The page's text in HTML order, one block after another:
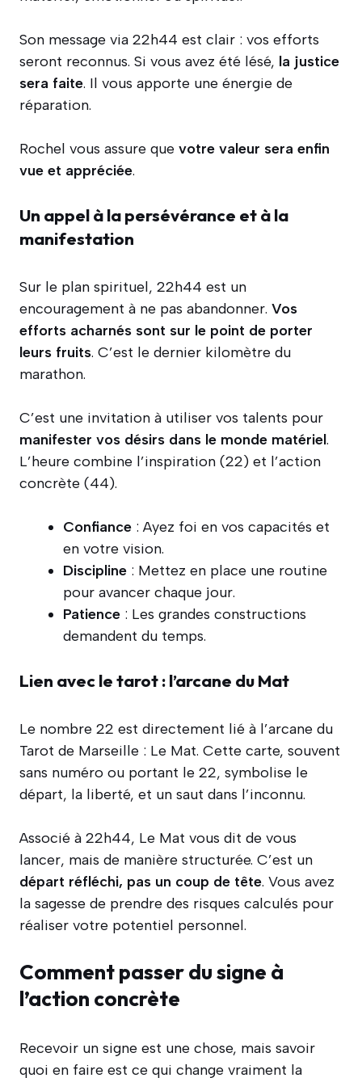
Son message via 22h44 est clair : vos efforts
seront reconnus. Si vous avez été lésé, la justice
sera faite. Il vous apporte une énergie de
réparation.
Rochel vous assure que votre valeur sera enfin
vue et appréciée.
Un appel à la persévérance et à la
manifestation
Sur le plan spirituel, 22h44 est un
encouragement à ne pas abandonner. Vos
efforts acharnés sont sur le point de porter
leurs fruits. C’est le dernier kilomètre du
marathon.
C’est une invitation à utiliser vos talents pour
manifester vos désirs dans le monde matériel.
L’heure combine l’inspiration (22) et l’action
concrète (44).
Confiance : Ayez foi en vos capacités et
en votre vision.
Discipline : Mettez en place une routine
pour avancer chaque jour.
Patience : Les grandes constructions
demandent du temps.
Lien avec le tarot : l’arcane du Mat
Le nombre 22 est directement lié à l’arcane du
Tarot de Marseille : Le Mat. Cette carte, souvent
sans numéro ou portant le 22, symbolise le
départ, la liberté, et un saut dans l’inconnu.
Associé à 22h44, Le Mat vous dit de vous
lancer, mais de manière structurée. C’est un
départ réfléchi, pas un coup de tête. Vous avez
la sagesse de prendre des risques calculés pour
réaliser votre potentiel personnel.
Comment passer du signe à
l’action concrète
Recevoir un signe est une chose, mais savoir
quoi en faire est ce qui change vraiment la